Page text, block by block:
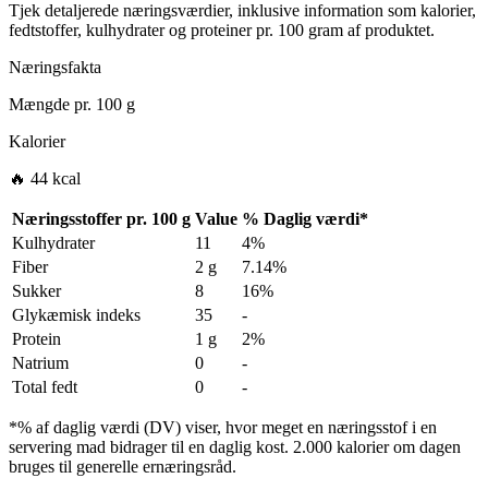
Tjek detaljerede næringsværdier, inklusive information som kalorier,
fedtstoffer, kulhydrater og proteiner pr. 100 gram af produktet.
Næringsfakta
Mængde pr. 100 g
Kalorier
🔥 44 kcal
Næringsstoffer pr. 100 g Value % Daglig værdi*
Kulhydrater
11
4%
Fiber
2 g
7.14%
Sukker
8
16%
Glykæmisk indeks
35
-
Protein
1 g
2%
Natrium
0
-
Total fedt
0 -
*% af daglig værdi (DV) viser, hvor meget en næringsstof i en
servering mad bidrager til en daglig kost. 2.000 kalorier om dagen
bruges til generelle ernæringsråd.